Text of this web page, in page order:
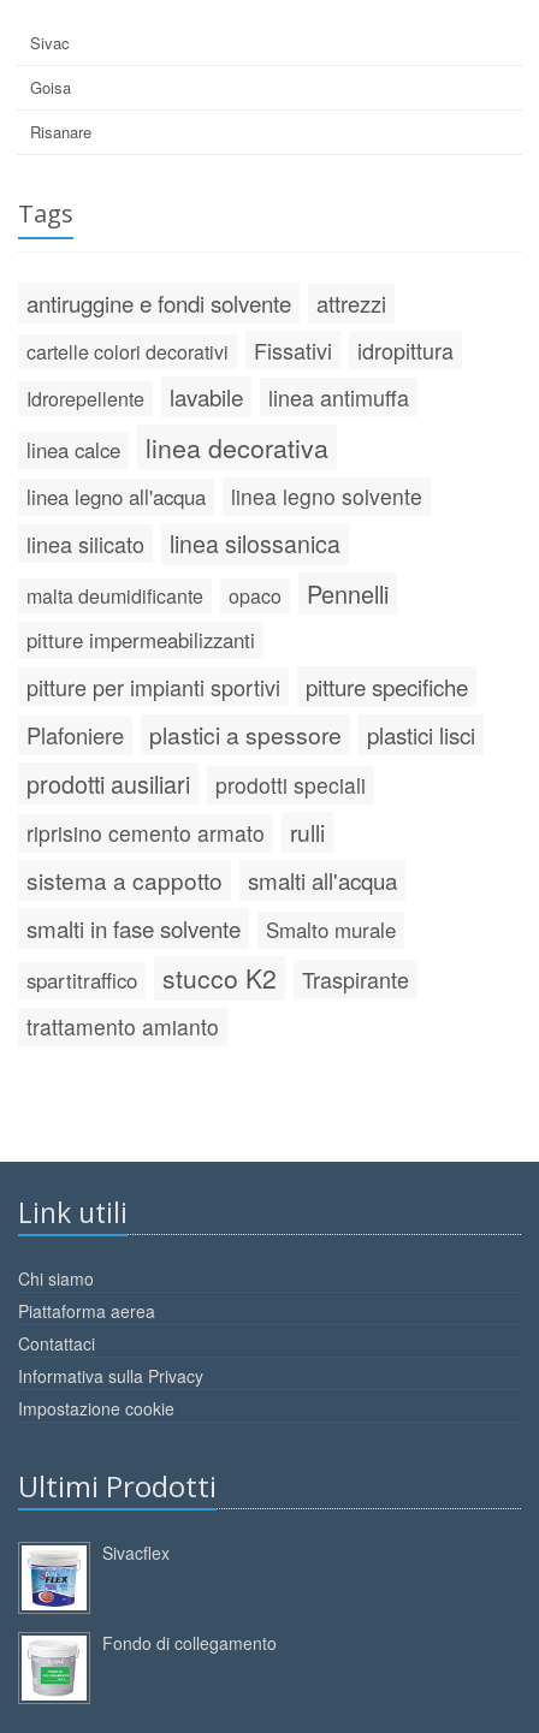
Sivac
Goisa
Risanare
Tags
antiruggine e fondi solvente attrezzi
cartelle colori decorativi Fissativi idropittura
Idrorepellente lavabile linea antimuffa
linea calce linea decorativa
linea legno all'acqua linea legno solvente
linea silicato linea silossanica
malta deumidificante opaco Pennelli
pitture impermeabilizzanti
pitture per impianti sportivi pitture specifiche
Plafoniere plastici a spessore plastici lisci
prodotti ausiliari
prodotti speciali
riprisino cemento armato
rulli
sistema a cappotto
smalti all'acqua
smalti in fase solvente
Smalto murale
spartitraffico
stucco K2 Traspirante
trattamento amianto
Link utili
Chi siamo
Piattaforma aerea
Contattaci
Informativa sulla Privacy
Impostazione cookie
Ultimi Prodotti
Sivacflex
Fondo di collegamento